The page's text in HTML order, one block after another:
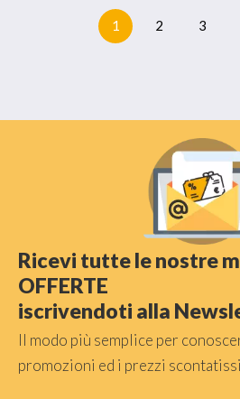
1 2 3
Ricevi tutte le nostre
OFFERTE
iscrivendoti alla
Il modo più semplice per
promozioni ed i prezzi